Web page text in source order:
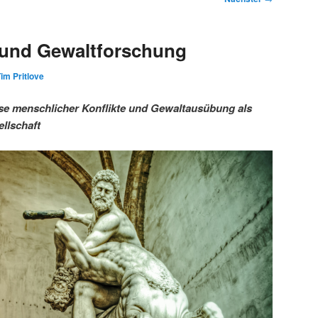
Gewaltforschung
Pritlove
menschlicher Konflikte und Gewaltausübung als